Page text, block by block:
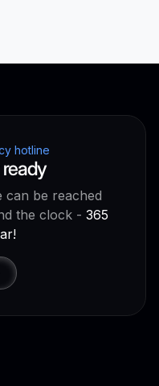
hotline
can be reached
the clock - 365